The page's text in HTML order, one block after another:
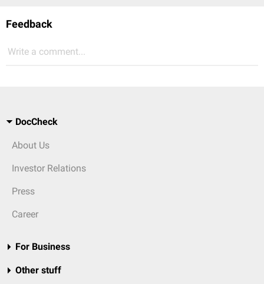
Feedback
Write a comment...
DocCheck
About Us
Investor Relations
Press
Career
For Business
Other stuff